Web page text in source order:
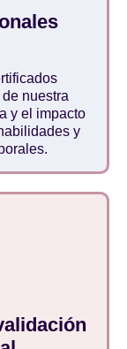
nuestra
y el impacto
y